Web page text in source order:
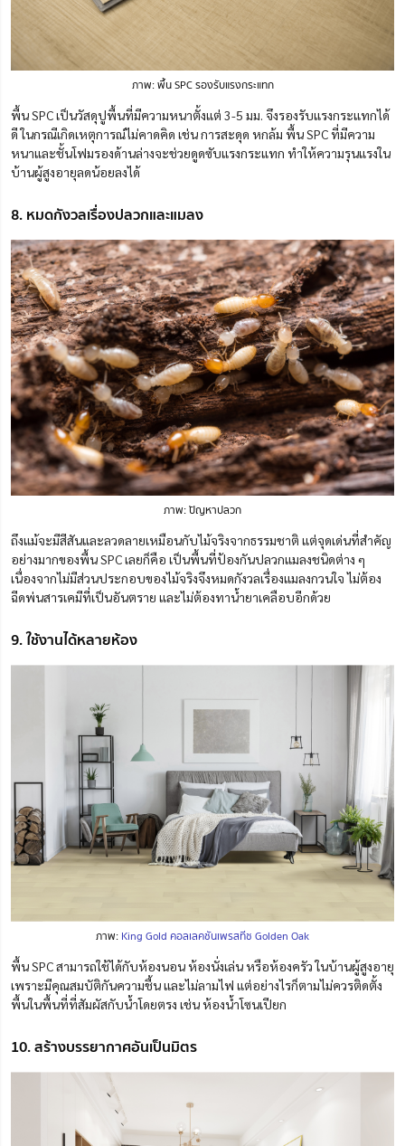
ภาพ: พื้น SPC รองรับแรงกระแทก
พื้น SPC เป็นวัสดุปูพื้นที่มีความหนาตั้งแต่ 3-5 มม. จึงรองรับแรงกระแทกได้
ดี ในกรณีเกิดเหตุการณ์ไม่คาดคิด เช่น การสะดุด หกล้ม พื้น SPC ที่มีความ
หนาและชั้นโฟมรองด้านล่างจะช่วยดูดซับแรงกระแทก ทำให้ความรุนแรงใน
บ้านผู้สูงอายุลดน้อยลงได้
8. หมดกังวลเรื่องปลวกและแมลง
ภาพ: ปัญหาปลวก
ถึงแม้จะมีสีสันและลวดลายเหมือนกับไม้จริงจากธรรมชาติ แต่จุดเด่นที่สำคัญ
อย่างมากของพื้น SPC เลยก็คือ เป็นพื้นที่ป้องกันปลวกแมลงชนิดต่าง ๆ
เนื่องจากไม่มีส่วนประกอบของไม้จริงจึงหมดกังวลเรื่องแมลงกวนใจ ไม่ต้อง
ฉีดพ่นสารเคมีที่เป็นอันตราย และไม่ต้องทาน้ำยาเคลือบอีกด้วย
9. ใช้งานได้หลายห้อง
ภาพ: King Gold คอลเลคชันเพรสทีช Golden Oak
พื้น SPCสามารถใช้ได้กับห้องนอน ห้องนั่งเล่น หรือห้องครัว ในบ้านผู้สูงอายุ
เพราะมีคุณสมบัติกันความชื้น และไม่ลามไฟ แต่อย่างไรก็ตามไม่ควรติดตั้ง
พื้นในพื้นที่ที่สัมผัสกับน้ำโดยตรง เช่น ห้องน้ำโซนเปียก
10. สร้างบรรยากาศอันเป็นมิตร